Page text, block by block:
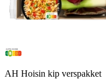
AH Hoisin kip verspakket